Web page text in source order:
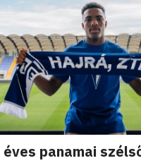
éves panamai